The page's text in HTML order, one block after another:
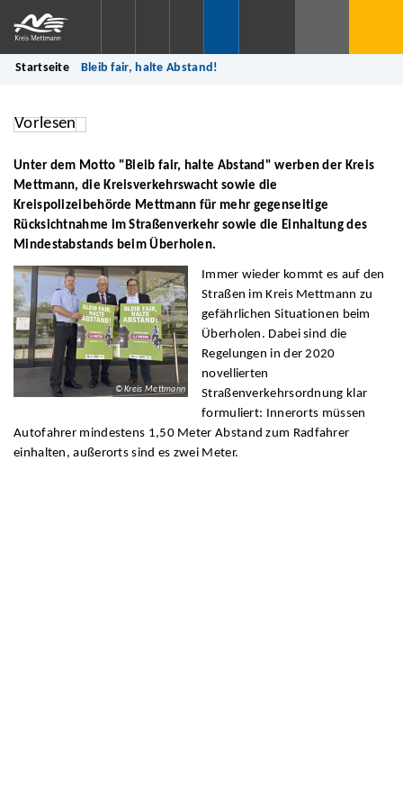
Startseite Bleib fair, halte Abstand!
Vorlesen
Unter dem Motto "Bleib fair, halte Abstand" werben der Kreis
Mettmann, die Kreisverkehrswacht sowie die
Kreispolizeibehörde Mettmann für mehr gegenseitige
Rücksichtnahme im Straßenverkehr sowie die Einhaltung des
Mindestabstands beim Überholen.
© Kreis Mettmann
Immer wieder kommt es auf den
Straßen im Kreis Mettmann zu
gefährlichen Situationen beim
Überholen. Dabei sind die
Regelungen in der 2020
novellierten
Straßenverkehrsordnung klar
formuliert: Innerorts müssen
Autofahrer mindestens 1,50 Meter Abstand zum Radfahrer
einhalten, außerorts sind es zwei Meter.